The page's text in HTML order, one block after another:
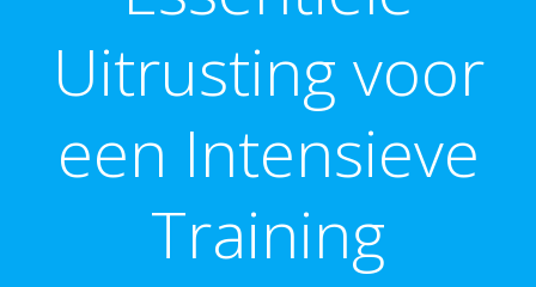
Uitrusting voor
een Intensieve
Training